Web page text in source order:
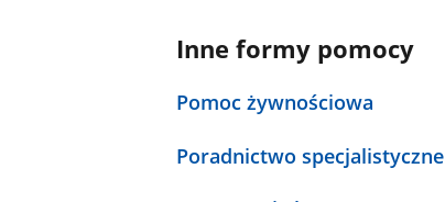
Inne formy pomocy
Pomoc żywnościowa
Poradnictwo specjalistyczne